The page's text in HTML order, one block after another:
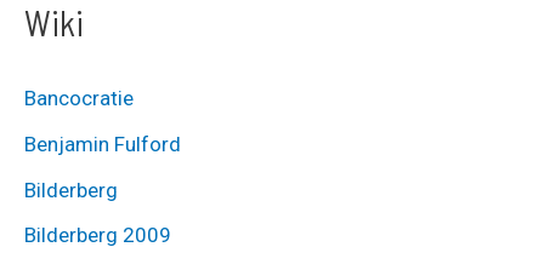
Wiki
Bancocratie
Benjamin Fulford
Bilderberg
Bilderberg 2009